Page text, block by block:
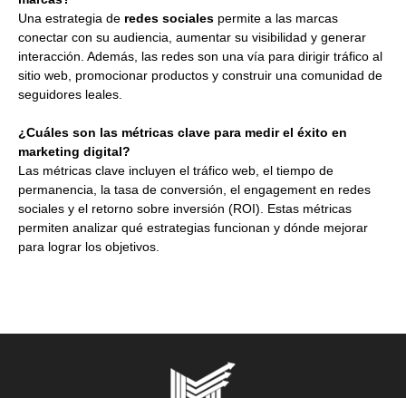
Una estrategia de redes sociales permite a las marcas
conectar con su audiencia, aumentar su visibilidad y generar
interacción. Además, las redes son una vía para dirigir tráfico al
sitio web, promocionar productos y construir una comunidad de
seguidores leales.
¿Cuáles son las métricas clave para medir el éxito en
marketing digital?
Las métricas clave incluyen el tráfico web, el tiempo de
permanencia, la tasa de conversión, el engagement en redes
sociales y el retorno sobre inversión (ROI). Estas métricas
permiten analizar qué estrategias funcionan y dónde mejorar
para lograr los objetivos.